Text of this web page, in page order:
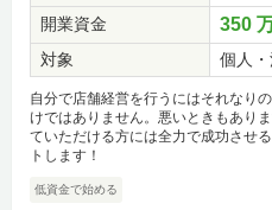
開業資金
350
対象 個人・
自分で店舗経営を行うにはそれなり
けではありません。悪いときもあり
ていただける方には全力で成功させ
トします！
低資金で始める